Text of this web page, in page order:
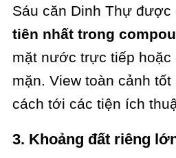
Sáu căn Dinh Thự được
tiên nhất trong
mặt nước trực tiếp hoặc
mặn. View toàn cảnh
cách tới các tiện ích
3. Khoảng đất riêng